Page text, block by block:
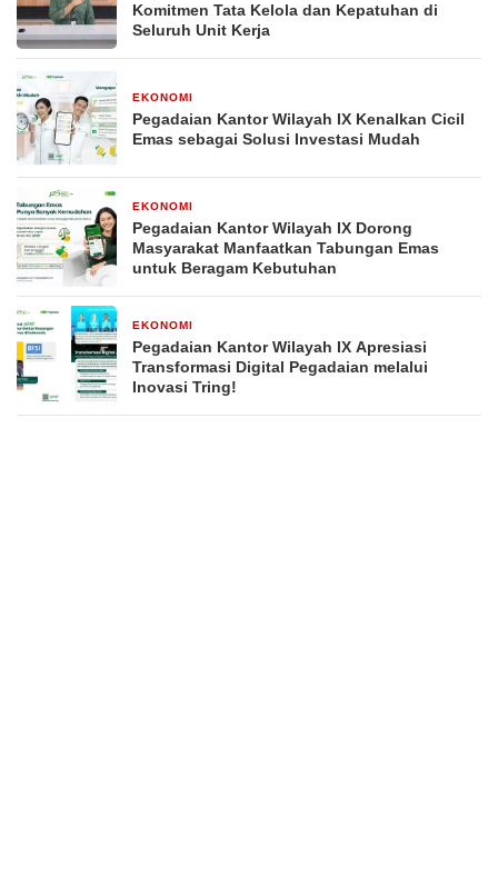
Komitmen Tata Kelola dan Kepatuhan di
Seluruh Unit Kerja
EKONOMI
Pegadaian Kantor Wilayah IX Kenalkan Cicil
Emas sebagai Solusi Investasi Mudah
EKONOMI
Pegadaian Kantor Wilayah IX Dorong
Masyarakat Manfaatkan Tabungan Emas
untuk Beragam Kebutuhan
EKONOMI
Pegadaian Kantor Wilayah IX Apresiasi
Transformasi Digital Pegadaian melalui
Inovasi Tring!